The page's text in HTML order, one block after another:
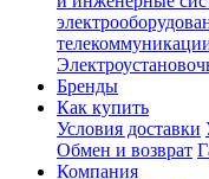
Бренды
Как купить
Условия доставки
Обмен и возврат
Компания